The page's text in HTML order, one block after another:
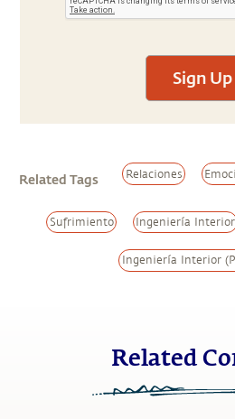
Sign Up
Related Tags Relaciones
Sufrimiento Ingeniería Interior
Ingeniería Interior
Related